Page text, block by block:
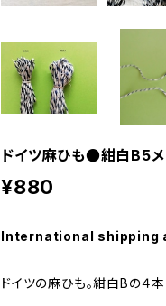
ドイツ麻ひも●紺白B5メ
¥880
International shipping
ドイツの麻ひも。紺白Bの４本